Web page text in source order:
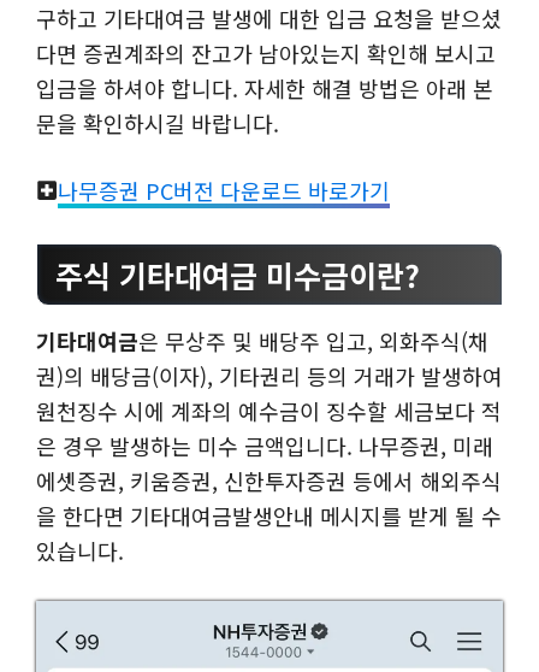
구하고 기타대여금 발생에 대한 입금 요청을 받으셨
다면 증권계좌의 잔고가 남아있는지 확인해 보시고
입금을 하셔야 합니다. 자세한 해결 방법은 아래 본
문을 확인하시길 바랍니다.
나무증권 PC버전 다운로드 바로가기
주식 기타대여금 미수금이란?
기타대여금은 무상주 및 배당주 입고, 외화주식(채
권)의 배당금(이자), 기타권리 등의 거래가 발생하여
원천징수 시에 계좌의 예수금이 징수할 세금보다 적
은 경우 발생하는 미수 금액입니다. 나무증권, 미래
에셋증권, 키움증권, 신한투자증권 등에서 해외주식
을 한다면 기타대여금발생안내 메시지를 받게 될 수
있습니다.